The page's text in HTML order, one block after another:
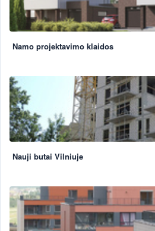
Namo projektavimo klaidos
Nauji butai Vilniuje